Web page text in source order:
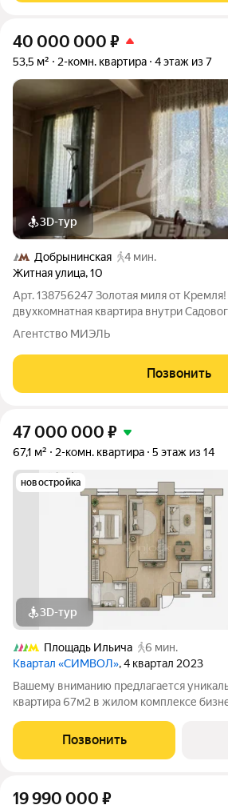
40 000 000 ₽
53,5 м² 2-комн. квартира 4 этаж из 7
3D-тур
Добрынинская
4 мин.
Житная улица,10
Арт. 138756247 Золотая миля от
двухкомнатная квартира внутри
потолки 3,2м. Окна выходят в тихий
выделенной гардеробной. Двор
Агентство МИЭЛЬ
Позвонить
47 000 000 ₽
67,1 м² 2-комн. квартира 5 этаж из 14
новостройка
3D-тур
Площадь Ильича
6 мин.
Квартал «СИМВОЛ», 4 квартал 2023
Вашему вниманию предлагается
квартира 67м2 в жилом комплексе
бытовой техникой;
Позвонить
19 990 000 ₽